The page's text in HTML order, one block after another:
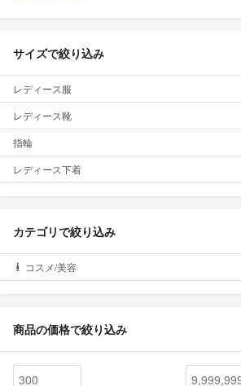
サイズで絞り込み
レディース服
レディース靴
指輪
レディース下着
カテゴリで絞り込み
コスメ/美容
商品の価格で絞り込み